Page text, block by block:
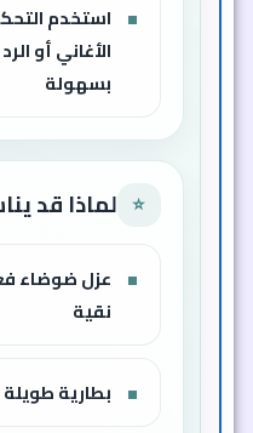
استخدم
الأغاني أو
بسهولة
⭐ لماذا قد
عزل ضوضاء
نقية
بطارية